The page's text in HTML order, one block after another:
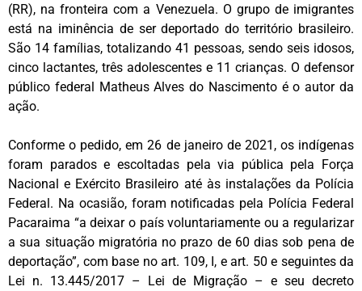
(RR), na fronteira com a Venezuela. O grupo de imigrantes
está na iminência de ser deportado do território brasileiro.
São 14 famílias, totalizando 41 pessoas, sendo seis idosos,
cinco lactantes, três adolescentes e 11 crianças. O defensor
público federal Matheus Alves do Nascimento é o autor da
ação.
Conforme o pedido, em 26 de janeiro de 2021, os indígenas
foram parados e escoltadas pela via pública pela Força
Nacional e Exército Brasileiro até às instalações da Polícia
Federal. Na ocasião, foram notificadas pela Polícia Federal
Pacaraima “a deixar o país voluntariamente ou a regularizar
a sua situação migratória no prazo de 60 dias sob pena de
deportação”, com base no art. 109, I, e art. 50 e seguintes da
Lei n. 13.445/2017 – Lei de Migração – e seu decreto